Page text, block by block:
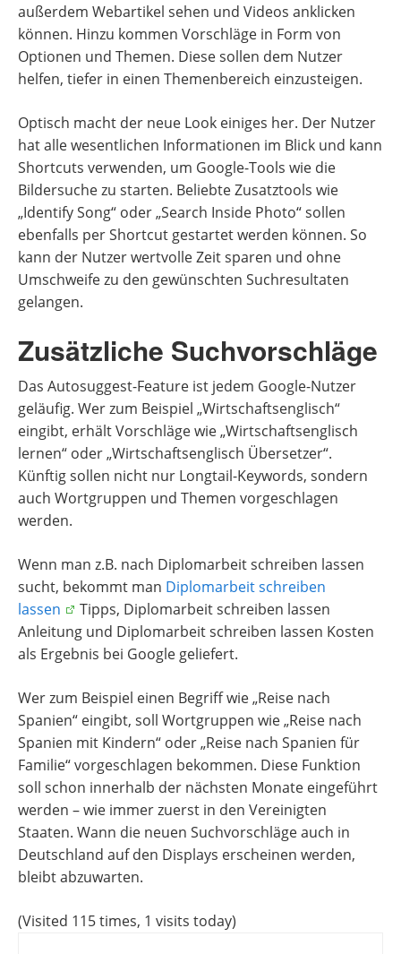
außerdem Webartikel sehen und Videos anklicken
können. Hinzu kommen Vorschläge in Form von
Optionen und Themen. Diese sollen dem Nutzer
helfen, tiefer in einen Themenbereich einzusteigen.
Optisch macht der neue Look einiges her. Der Nutzer
hat alle wesentlichen Informationen im Blick und kann
Shortcuts verwenden, um Google-Tools wie die
Bildersuche zu starten. Beliebte Zusatztools wie
„Identify Song“ oder „Search Inside Photo“ sollen
ebenfalls per Shortcut gestartet werden können. So
kann der Nutzer wertvolle Zeit sparen und ohne
Umschweife zu den gewünschten Suchresultaten
gelangen.
Zusätzliche Suchvorschläge
Das Autosuggest-Feature ist jedem Google-Nutzer
geläufig. Wer zum Beispiel „Wirtschaftsenglisch“
eingibt, erhält Vorschläge wie „Wirtschaftsenglisch
lernen“ oder „Wirtschaftsenglisch Übersetzer“.
Künftig sollen nicht nur Longtail-Keywords, sondern
auch Wortgruppen und Themen vorgeschlagen
werden.
Wenn man z.B. nach Diplomarbeit schreiben lassen
sucht, bekommt man Diplomarbeit schreiben
lassen
Tipps, Diplomarbeit schreiben lassen
Anleitung und Diplomarbeit schreiben lassen Kosten
als Ergebnis bei Google geliefert.
Wer zum Beispiel einen Begriff wie „Reise nach
Spanien“ eingibt, soll Wortgruppen wie „Reise nach
Spanien mit Kindern“ oder „Reise nach Spanien für
Familie“ vorgeschlagen bekommen. Diese Funktion
soll schon innerhalb der nächsten Monate eingeführt
werden – wie immer zuerst in den Vereinigten
Staaten. Wann die neuen Suchvorschläge auch in
Deutschland auf den Displays erscheinen werden,
bleibt abzuwarten.
(Visited 115 times, 1 visits today)